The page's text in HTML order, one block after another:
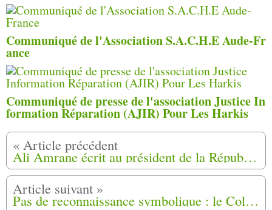
Communiqué de l'Association S.A.C.H.E Aude-Fr
ance
Communiqué de presse de l'association Justice In
formation Réparation (AJIR) Pour Les Harkis
Ali Amrane écrit au président de la République François Hollande.
Pas de reconnaissance symbolique : le Collectif du 5 avril 2012 recadre la LDH